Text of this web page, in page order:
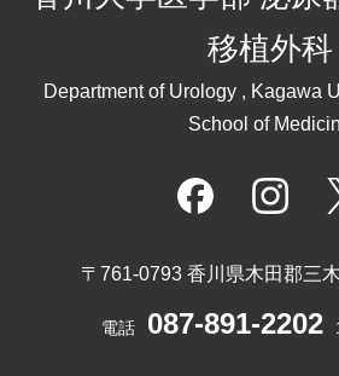
移植外科
Department of Urology , Kagawa
School of
〒761-0793 香川県木田郡三
電話 087-891-2202